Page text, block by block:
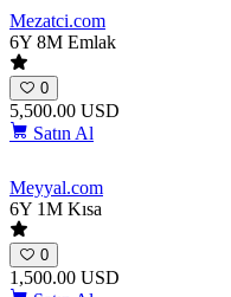
Mezatci.com
6Y 8M Emlak
0
5,500.00 USD
Satın Al
Meyyal.com
6Y 1M Kısa
0
1,500.00 USD